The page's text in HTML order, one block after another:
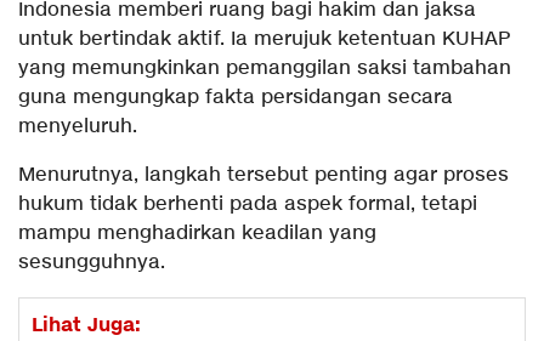
Indonesia memberi ruang bagi hakim dan jaksa
untuk bertindak aktif. Ia merujuk ketentuan KUHAP
yang memungkinkan pemanggilan saksi tambahan
guna mengungkap fakta persidangan secara
menyeluruh.
Menurutnya, langkah tersebut penting agar proses
hukum tidak berhenti pada aspek formal, tetapi
mampu menghadirkan keadilan yang
sesungguhnya.
Lihat Juga: